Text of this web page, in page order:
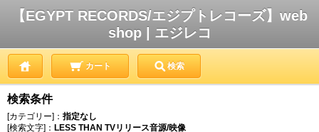
【EGYPT RECORDS/エジプトレコーズ】web
shop | エジレコ
カート 検索
検索条件
[カテゴリー]： 指定なし
[検索文字]： LESS THAN TVリリース音源/映像